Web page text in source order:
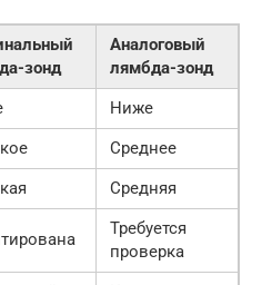
зонд
Аналоговый
лямбда-зонд
Ниже
Среднее
Средняя
Требуется
проверка